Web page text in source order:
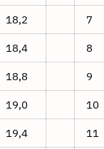
18,2 7
18,4 8
18,8 9
19,0 10
19,4 11